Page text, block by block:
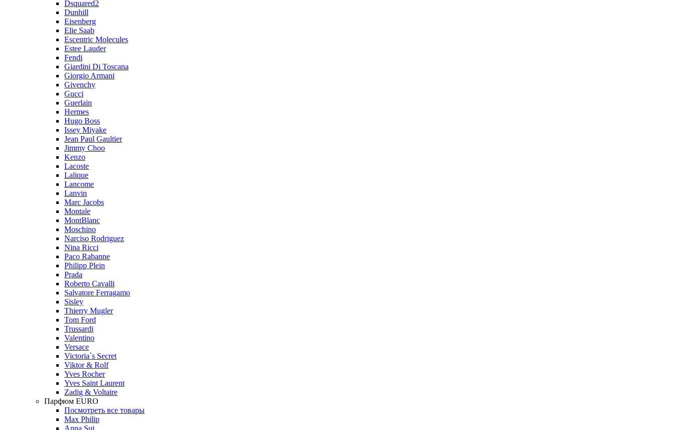
Dsquared2
Dunhill
Eisenberg
Elie Saab
Escentric Molecules
Estee Lauder
Fendi
Giardini Di Toscana
Giorgio Armani
Givenchy
Gucci
Guerlain
Hermes
Hugo Boss
Issey Miyake
Jean Paul Gaultier
Jimmy Choo
Kenzo
Lacoste
Lalique
Lancome
Lanvin
Marc Jacobs
Montale
MontBlanc
Moschino
Narciso Rodriguez
Nina Ricci
Paco Rabanne
Philipp Plein
Prada
Roberto Cavalli
Salvatore Ferragamo
Sisley
Thierry Mugler
Tom Ford
Trussardi
Valentino
Versace
Victoria`s Secret
Viktor & Rolf
Yves Rocher
Yves Saint Laurent
Zadig & Voltaire
Парфюм EURO
Посмотреть все товары
Max Philip
Anna Sui